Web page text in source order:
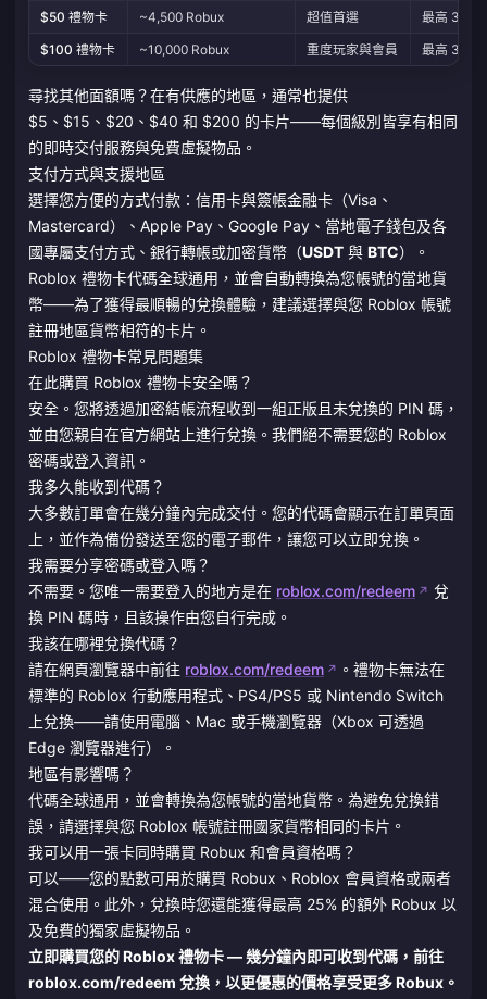
$50 禮物卡
~4,500 Robux 超值首選
最高 30%
$100 禮物卡
~10,000 Robux 重度玩家與會員 最高 30%
尋找其他面額嗎？在有供應的地區，通常也提供
$5、$15、$20、$40 和 $200 的卡片——每個級別皆享有相同
的即時交付服務與免費虛擬物品。
支付方式與支援地區
選擇您方便的方式付款：信用卡與簽帳金融卡（Visa、
Mastercard）、Apple Pay、Google Pay、當地電子錢包及各
國專屬支付方式、銀行轉帳或加密貨幣（USDT 與 BTC）。
Roblox 禮物卡代碼全球通用，並會自動轉換為您帳號的當地貨
幣——為了獲得最順暢的兌換體驗，建議選擇與您 Roblox 帳號
註冊地區貨幣相符的卡片。
Roblox 禮物卡常見問題集
在此購買 Roblox 禮物卡安全嗎？
安全。您將透過加密結帳流程收到一組正版且未兌換的 PIN 碼，
並由您親自在官方網站上進行兌換。我們絕不需要您的 Roblox
密碼或登入資訊。
我多久能收到代碼？
大多數訂單會在幾分鐘內完成交付。您的代碼會顯示在訂單頁面
上，並作為備份發送至您的電子郵件，讓您可以立即兌換。
我需要分享密碼或登入嗎？
不需要。您唯一需要登入的地方是在 roblox.com/redeem
兌
換 PIN 碼時，且該操作由您自行完成。
我該在哪裡兌換代碼？
請在網頁瀏覽器中前往 roblox.com/redeem
。禮物卡無法在
標準的 Roblox 行動應用程式、PS4/PS5 或 Nintendo Switch
上兌換——請使用電腦、Mac 或手機瀏覽器（Xbox 可透過
Edge 瀏覽器進行）。
地區有影響嗎？
代碼全球通用，並會轉換為您帳號的當地貨幣。為避免兌換錯
誤，請選擇與您 Roblox 帳號註冊國家貨幣相同的卡片。
我可以用一張卡同時購買 Robux 和會員資格嗎？
可以——您的點數可用於購買 Robux、Roblox 會員資格或兩者
混合使用。此外，兌換時您還能獲得最高 25% 的額外 Robux 以
及免費的獨家虛擬物品。
立即購買您的 Roblox 禮物卡 — 幾分鐘內即可收到代碼，前往
roblox.com/redeem 兌換，以更優惠的價格享受更多 Robux。